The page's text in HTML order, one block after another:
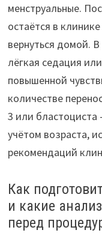
менструальные.
остаётся в
вернуться домой.
лёгкая седация
повышенной
количестве
3 или бластоциста
учётом возраста,
рекомендаций
Как
и какие
перед